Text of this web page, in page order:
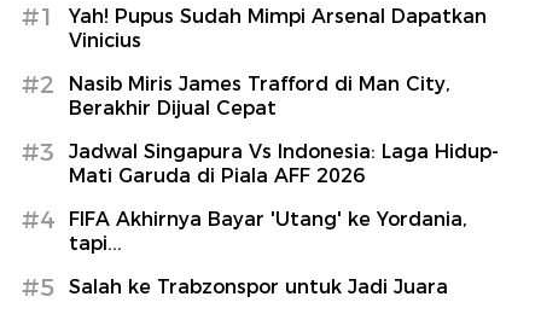
#1
Yah! Pupus Sudah Mimpi Arsenal Dapatkan
Vinicius
#2
Nasib Miris James Trafford di Man City,
Berakhir Dijual Cepat
#3
Jadwal Singapura Vs Indonesia: Laga Hidup-
Mati Garuda di Piala AFF 2026
#4
FIFA Akhirnya Bayar 'Utang' ke Yordania,
tapi...
#5 Salah ke Trabzonspor untuk Jadi Juara